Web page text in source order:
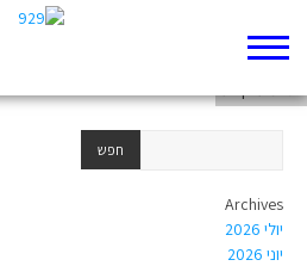
תשמעו קטע – בראשית פרק לז רצועת השמעה
Archives
יולי 2026
יוני 2026